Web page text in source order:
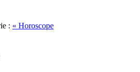
: « Horoscope